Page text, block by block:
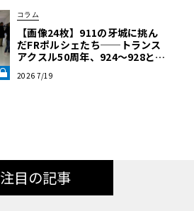
コラム
【画像24枚】911の牙城に挑ん
だFRポルシェたち──トランス
アクスル50周年、924～928と幻
ANT LAB》
2026 7/19
注目の記事